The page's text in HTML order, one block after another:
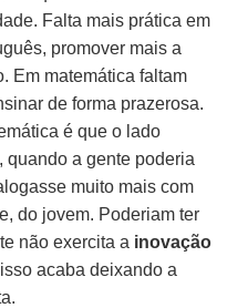
Falta mais prática em
promover mais a
Em matemática faltam
de forma prazerosa.
é que o lado
quando a gente poderia
muito mais com
do jovem. Poderiam ter
não exercita a inovação
acaba deixando a